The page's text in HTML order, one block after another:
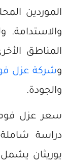
الموردين
والاستدامة.
المناطق
وشركة عزل
والجودة.
سعر عزل فوم
دراسة
يوريثان